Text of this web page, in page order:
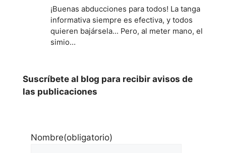
¡Buenas abducciones para todos! La tanga
informativa siempre es efectiva, y todos
quieren bajársela... Pero, al meter mano, el
simio…
Suscríbete al blog para recibir avisos de
las publicaciones
Nombre(obligatorio)